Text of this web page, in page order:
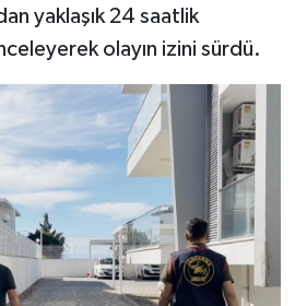
yaklaşık 24 saatlik
olayın izini sürdü.